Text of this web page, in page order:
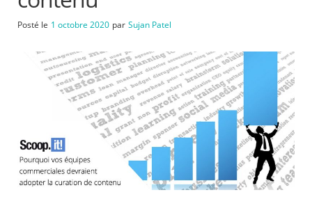
n
Posté le 1 octobre 2020 par Sujan Patel